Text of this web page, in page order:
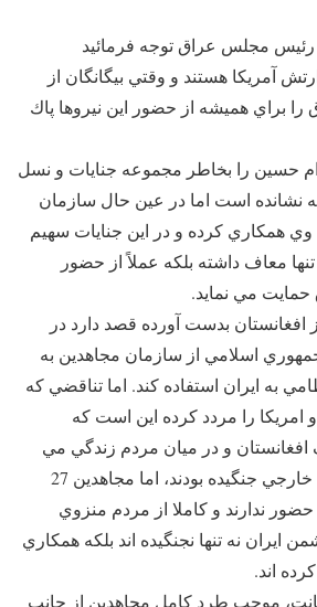
رئيس مجلس عراق توجه فرمائيد
آمريكا هستند و وقتي بيگانگان از
براي هميشه از حضور اين نيروها پاك
حسين را بخاطر مجموعه جنايات و نسل
است اما در عين حال سازمان
وي همکاري کرده و در اين جنايات سهيم
معاف داشته بلکه عملاً از حضور
مي نمايد.
افغانستان بدست آورده قصد دارد در
اسلامي از سازمان مجاهدين به
به ايران استفاده کند. اما تناقضي که
امريکا را مردد کرده اين است که
افغانستان و در ميان مردم زندگي مي
کردند و سالها با دشمن خارجي جنگيده بودند، اما مجاهدين 27
ندارند و کاملا از مردم منزوي
ايران نه تنها نجنگيده اند بلکه همکاري
اند.
موجب طرد کامل مجاهدين از جانب